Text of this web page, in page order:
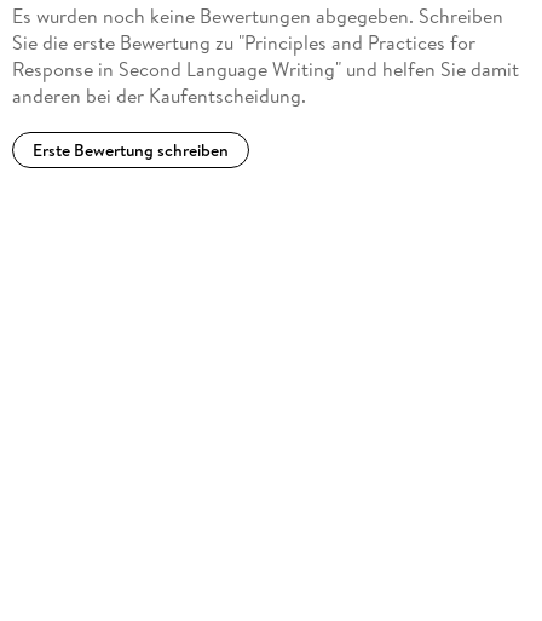
Es wurden noch keine Bewertungen abgegeben. Schreiben
Sie die erste Bewertung zu "Principles and Practices for
Response in Second Language Writing" und helfen Sie damit
anderen bei der Kaufentscheidung.
Erste Bewertung schreiben